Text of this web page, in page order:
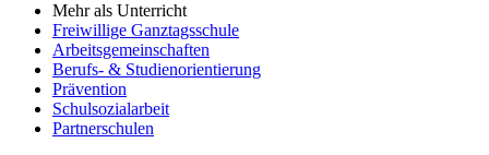
Mehr als Unterricht
Freiwillige Ganztagsschule
Arbeitsgemeinschaften
Berufs- & Studienorientierung
Prävention
Schulsozialarbeit
Partnerschulen